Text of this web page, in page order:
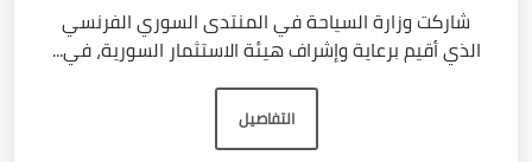
شاركت وزارة السياحة في المنتدى السوري الفرنسي
الذي أقيم برعاية وإشراف هيئة الاستثمار السورية، في...
التفاصيل